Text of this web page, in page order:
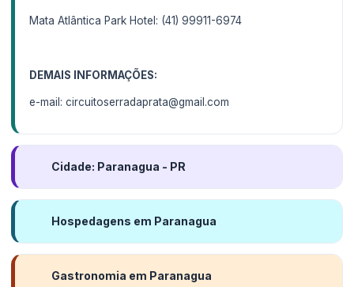
Mata Atlântica Park Hotel: (41) 99911-6974
DEMAIS INFORMAÇÕES:
e-mail: circuitoserradaprata@gmail.com
Cidade: Paranagua - PR
Hospedagens em Paranagua
Gastronomia em Paranagua